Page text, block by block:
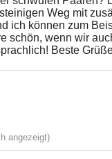
Weg mit
ich können zum
schön, wenn wir
Beste
angezeigt)